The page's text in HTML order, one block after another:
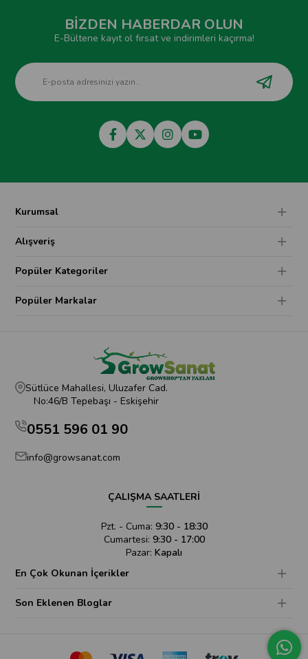
BİZDEN HABERDAR OLUN
E-Bültene kayıt ol fırsat ve indirimleri kaçırma!
Kurumsal
Alışveriş
Popüler Kategoriler
Popüler Markalar
Sütlüce Mahallesi, Uluzafer Cad.
No:46/B Tepebaşı - Eskişehir
0551 596 01 90
info@growsanat.com
ÇALIŞMA SAATLERİ
Pzt. - Cuma: 9:30 - 18:30
Cumartesi: 9:30 - 17:00
Pazar: Kapalı
En Çok Okunan İçerikler
Son Eklenen Bloglar